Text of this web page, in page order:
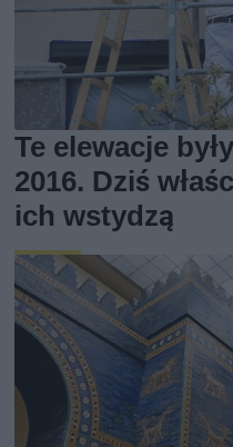
Te elewacje
2016. Dziś
ich wstydzą